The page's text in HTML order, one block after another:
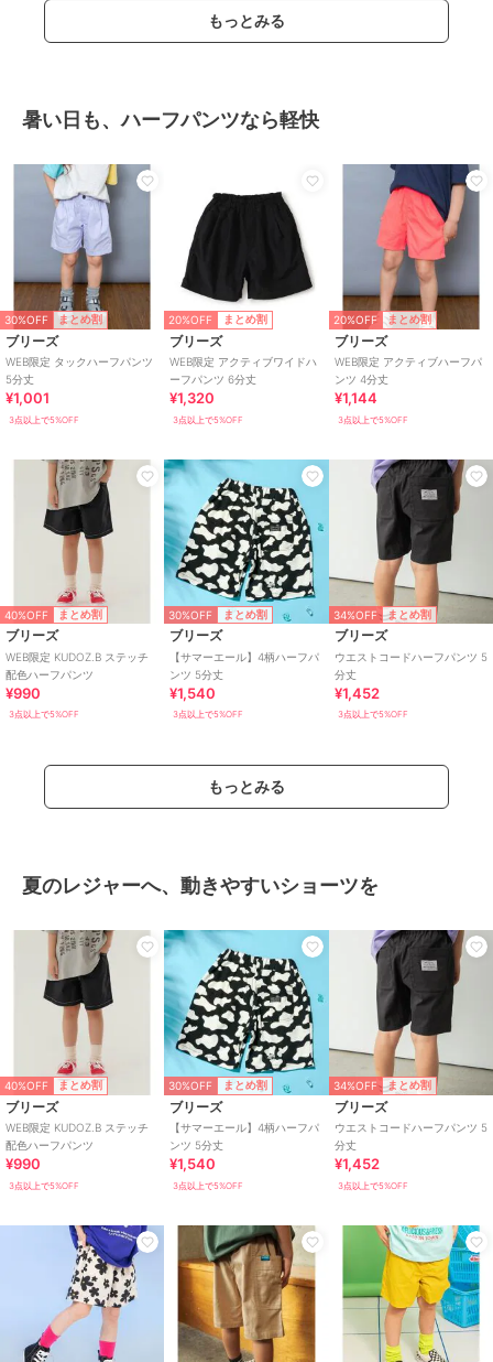
もっとみる
暑い日も、ハーフパンツなら軽快
30%OFF まとめ割
ブリーズ
WEB限定 タックハーフパンツ
5分丈
¥1,001
3点以上で5%OFF
20%OFF まとめ割
ブリーズ
WEB限定 アクティブワイドハ
ーフパンツ 6分丈
¥1,320
3点以上で5%OFF
20%OFF まとめ割
ブリーズ
WEB限定 アクティブハーフパ
ンツ 4分丈
¥1,144
3点以上で5%OFF
40%OFF まとめ割
ブリーズ
WEB限定 KUDOZ.B ステッチ
配色ハーフパンツ
¥990
3点以上で5%OFF
30%OFF まとめ割
ブリーズ
【サマーエール】4柄ハーフパ
ンツ 5分丈
¥1,540
3点以上で5%OFF
34%OFF まとめ割
ブリーズ
ウエストコードハーフパンツ 5
分丈
¥1,452
3点以上で5%OFF
もっとみる
夏のレジャーへ、動きやすいショーツを
40%OFF まとめ割
ブリーズ
WEB限定 KUDOZ.B ステッチ
配色ハーフパンツ
¥990
3点以上で5%OFF
30%OFF まとめ割
ブリーズ
【サマーエール】4柄ハーフパ
ンツ 5分丈
¥1,540
3点以上で5%OFF
34%OFF まとめ割
ブリーズ
ウエストコードハーフパンツ 5
分丈
¥1,452
3点以上で5%OFF